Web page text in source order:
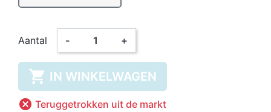
Aantal - +
 IN WINKELWAGEN
 Teruggetrokken uit de markt